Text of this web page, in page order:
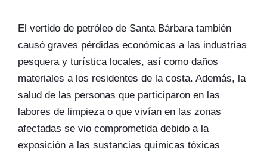
El vertido de petróleo de Santa Bárbara también
causó graves pérdidas económicas a las industrias
pesquera y turística locales, así como daños
materiales a los residentes de la costa. Además, la
salud de las personas que participaron en las
labores de limpieza o que vivían en las zonas
afectadas se vio comprometida debido a la
exposición a las sustancias químicas tóxicas